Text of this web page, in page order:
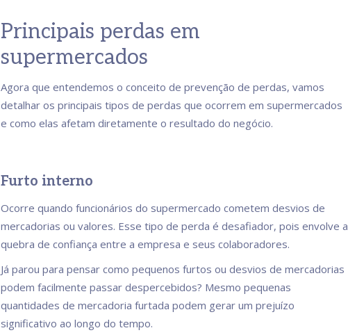
Principais perdas em
supermercados
Agora que entendemos o conceito de prevenção de perdas, vamos
detalhar os principais tipos de perdas que ocorrem em supermercados
e como elas afetam diretamente o resultado do negócio.
Furto interno
Ocorre quando funcionários do supermercado cometem desvios de
mercadorias ou valores. Esse tipo de perda é desafiador, pois envolve a
quebra de confiança entre a empresa e seus colaboradores.
Já parou para pensar como pequenos furtos ou desvios de mercadorias
podem facilmente passar despercebidos? Mesmo pequenas
quantidades de mercadoria furtada podem gerar um prejuízo
significativo ao longo do tempo.